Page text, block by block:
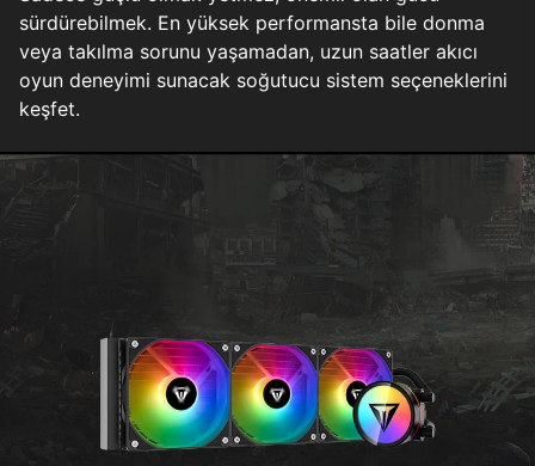
sürdürebilmek. En yüksek performansta bile donma
veya takılma sorunu yaşamadan, uzun saatler akıcı
oyun deneyimi sunacak soğutucu sistem seçeneklerini
keşfet.